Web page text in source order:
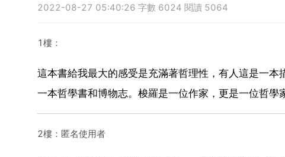
2022-08-27 05:40:26 字數 6024 閱讀 5064
1樓：
這本書給我最大的感受是充滿著哲理性，有人這是一
一本哲學書和博物志。梭羅是一位作家，更是一位哲學
2樓：匿名使用者